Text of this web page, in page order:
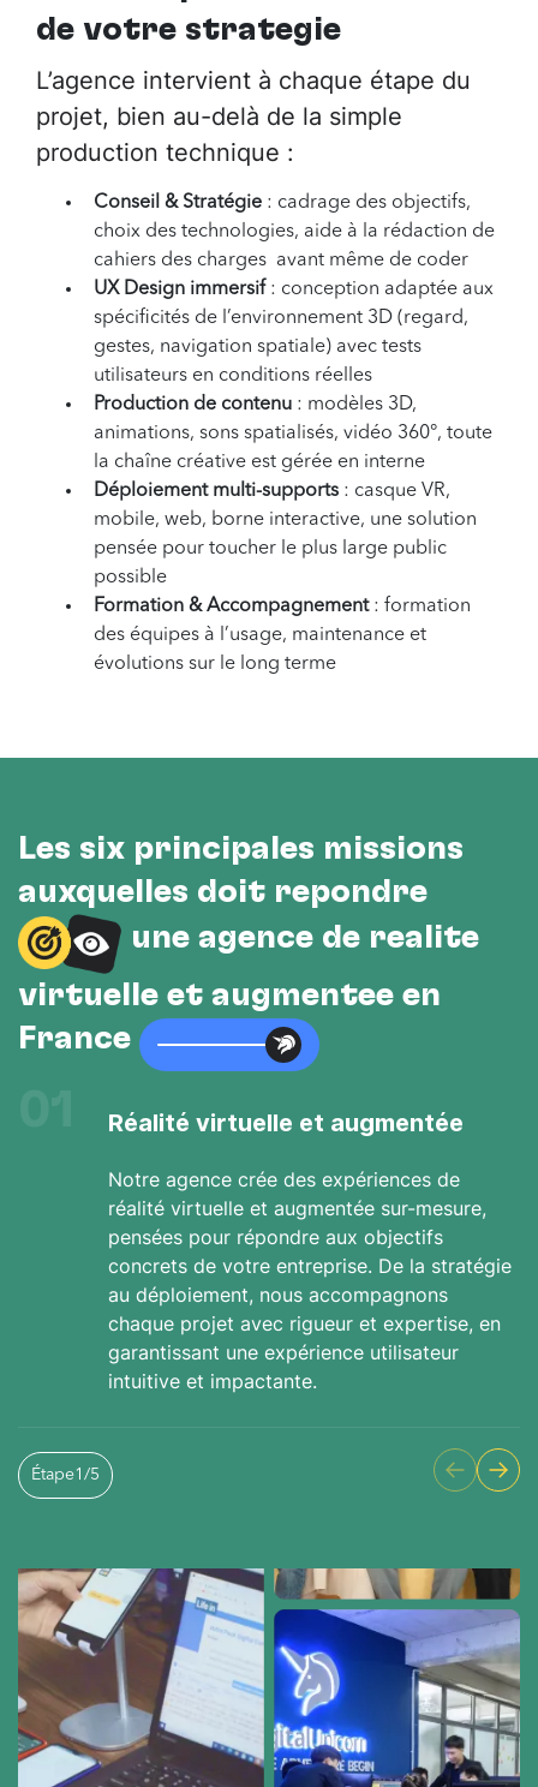
de votre stratégie
L’agence intervient à chaque étape du
projet, bien au-delà de la simple
production technique :
Conseil & Stratégie : cadrage des objectifs,
choix des technologies, aide à la rédaction de
cahiers des charges avant même de coder
UX Design immersif: conception adaptée aux
spécificités de l’environnement 3D (regard,
gestes, navigation spatiale) avec tests
utilisateurs en conditions réelles
Production de contenu : modèles 3D,
animations, sons spatialisés, vidéo 360°, toute
la chaîne créative est gérée en interne
Déploiement multi-supports : casque VR,
mobile, web, borne interactive, une solution
pensée pour toucher le plus large public
possible
Formation & Accompagnement: formation
des équipes à l’usage, maintenance et
évolutions sur le long terme
Les six principales missions
auxquelles doit répondre
une agence de réalité
virtuelle et augmentée en
France
Réalité virtuelle et augmentée
Notre agence crée des expériences de
réalité virtuelle et augmentée sur-mesure,
pensées pour répondre aux objectifs
concrets de votre entreprise. De la stratégie
au déploiement, nous accompagnons
chaque projet avec rigueur et expertise, en
garantissant une expérience utilisateur
intuitive et impactante.
Étape1 /5